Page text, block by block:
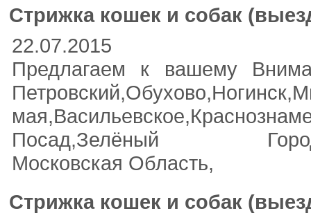
Стрижка кошек и собак
22.07.2015
Предлагаем к вашему
Посад,Зелёный
Московская Область,
Стрижка кошек и собак